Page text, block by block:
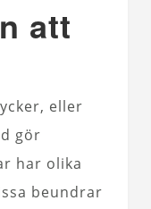
att
eller
gör
har olika
beundrar